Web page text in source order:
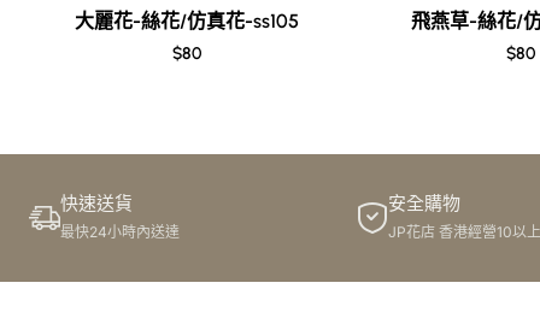
株高110厘米。為夏、秋季切花品種。
朝影：花鮮黃色，花瓣先端白色，重疊圓厚，不露花心，花
品種
瑞寶：花橙紅色，不露心，呈睡蓮形狀開放，花徑12厘米。
福壽：花鮮紅色，花瓣先端有白色斑痕。
大麗花-絲花/仿真花-ss105
$80
飛燕草-絲花/
$80
快速送貨
最快24小時內送達
安全購物
JP花店 香港經營10以